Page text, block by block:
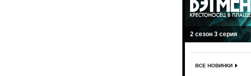
2 сезон 3 серия
ВСЕ НОВИНКИ